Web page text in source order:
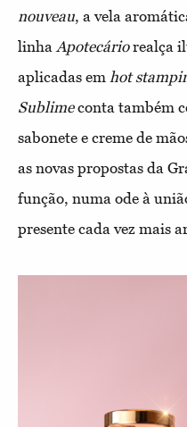
nouveau, a vela
linhaApotecáriorealça
aplicadas em hot
Sublimeconta também
sabonete e creme de
as novas propostas da
função, numa ode à
presente cada vez mais